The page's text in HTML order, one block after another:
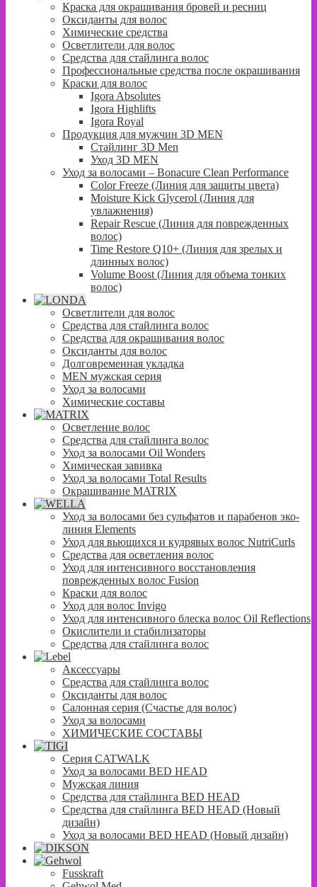
Краска для окрашивания бровей и ресниц
Оксиданты для волос
Химические средства
Осветлители для волос
Средства для стайлинга волос
Профессиональные средства после окрашивания
Краски для волос
Igora Absolutes
Igora Highlifts
Igora Royal
Продукция для мужчин 3D MEN
Стайлинг 3D Men
Уход 3D MEN
Уход за волосами – Bonacure Clean Performance
Color Freeze (Линия для защиты цвета)
Moisture Kick Glycerol (Линия для
увлажнения)
Repair Rescue (Линия для поврежденных
волос)
Time Restore Q10+ (Линия для зрелых и
длинных волос)
Volume Boost (Линия для объема тонких
волос)
Осветлители для волос
Средства для стайлинга волос
Средства для окрашивания волос
Оксиданты для волос
Долговременная укладка
MEN мужская серия
Уход за волосами
Химические составы
Осветление волос
Средства для стайлинга волос
Уход за волосами Oil Wonders
Химическая завивка
Уход за волосами Total Results
Окрашивание MATRIX
Уход за волосами без сульфатов и парабенов эко-
линия Elements
Уход для вьющихся и кудрявых волос NutriCurls
Средства для осветления волос
Уход для интенсивного восстановления
поврежденных волос Fusion
Краски для волос
Уход для волос Invigo
Уход для интенсивного блеска волос Oil Reflections
Окислители и стабилизаторы
Средства для стайлинга волос
Аксессуары
Средства для стайлинга волос
Оксиданты для волос
Салонная серия (Счастье для волос)
Уход за волосами
ХИМИЧЕСКИЕ СОСТАВЫ
Серия CATWALK
Уход за волосами BED HEAD
Мужская линия
Средства для стайлинга BED HEAD
Средства для стайлинга BED HEAD (Новый
дизайн)
Уход за волосами BED HEAD (Новый дизайн)
Fusskraft